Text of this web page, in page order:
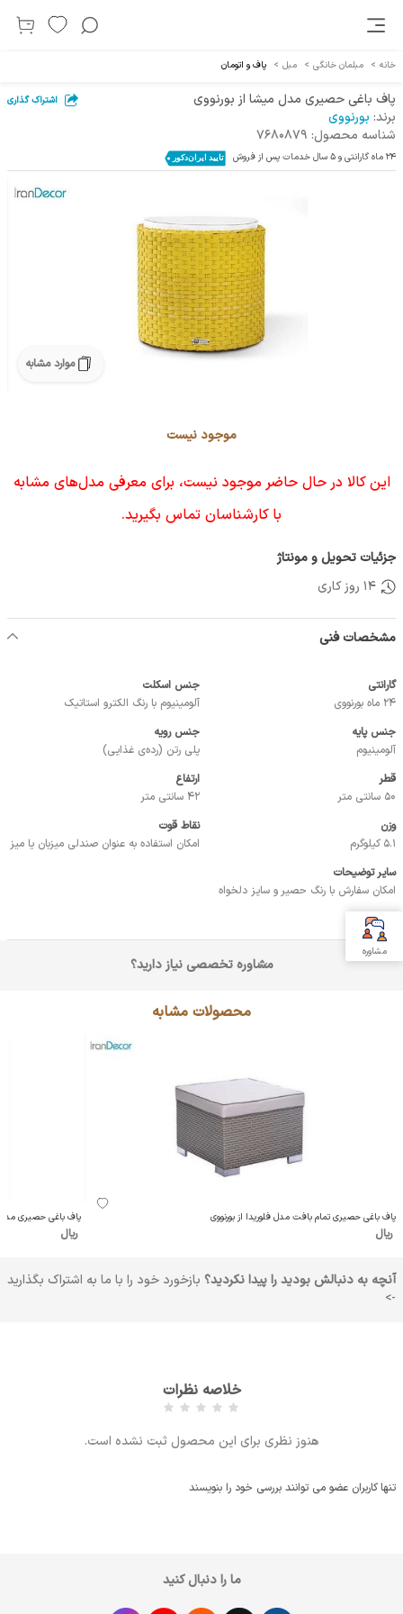
خانه > مبلمان خانگی > مبل > پاف و اتومان
پاف باغی حصیری مدل میشا از بورنووی اشتراک گذاری
برند: بورنووی
شناسه محصول: 7680879
24 ماه گارانتی و 5 سال خدمات پس از فروش
موارد مشابه
موجود نیست
این کالا در حال حاضر موجود نیست، برای معرفی مدل‌های مشابه
با کارشناسان تماس بگیرید.
جزئیات تحویل و مونتاژ
14 روز کاری
مشخصات فنی
گارانتی
24 ماه بورنووی
جنس اسکلت
آلومینیوم با رنگ الکترو استاتیک
جنس پایه
آلومینیوم
جنس رویه
پلی رتن (رده‌ی غذایی)
قطر
50 سانتی متر
ارتفاع
42 سانتی متر
وزن
5.1 کیلوگرم
نقاط قوت
امکان استفاده به عنوان صندلی میزبان یا میز
سایر توضیحات
امکان سفارش با رنگ حصیر و سایز دلخواه
مشاوره تخصصی نیاز دارید؟
محصولات مشابه
پاف باغی حصیری تمام بافت مدل فلوریدا از بورنووی
ریال
پاف باغی حصیری مدل
ریال
آنچه به دنبالش بودید را پیدا نکردید؟ بازخورد خود را با ما به اشتراک بگذارید
->
خلاصه نظرات
هنوز نظری برای این محصول ثبت نشده است.
تنها کاربران عضو می توانند بررسی خود را بنویسند
ما را دنبال کنید
مشاوره